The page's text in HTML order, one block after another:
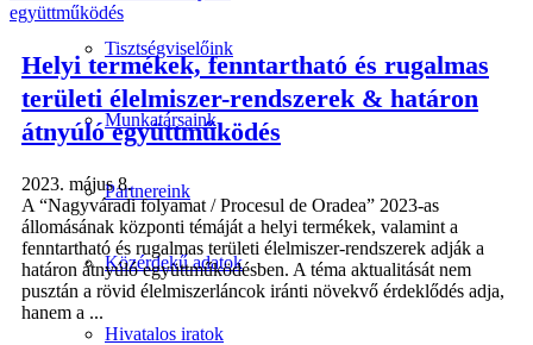
Tisztségviselőink
Munkatársaink
Partnereink
Közérdekű adatok
Hivatalos iratok
Helyi termékek, fenntartható és rugalmas
területi élelmiszer-rendszerek & határon
átnyúló együttműködés
2023. május 8.
A “Nagyváradi folyamat / Procesul de Oradea” 2023-as
állomásának központi témáját a helyi termékek, valamint a
fenntartható és rugalmas területi élelmiszer-rendszerek adják a
határon átnyúló együttműködésben. A téma aktualitását nem
pusztán a rövid élelmiszerláncok iránti növekvő érdeklődés adja,
hanem a ...